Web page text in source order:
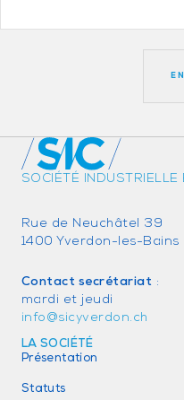
SOCIÉTÉ INDUSTRIELLE
Rue de Neuchâtel 39
1400 Yverdon-les-Bains
Contact secrétariat :
mardi et jeudi
info@sicyverdon.ch
LA SOCIÉTÉ
Présentation
Statuts